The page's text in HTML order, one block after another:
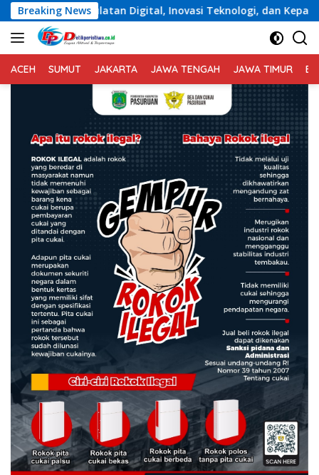
Langsung
ke
konten
Breaking News
Inovasi Teknologi, dan Kepastian Hukum Menuju
ACEH SUMUT JAKARTA JAWA TENGAH JAWA TIMUR